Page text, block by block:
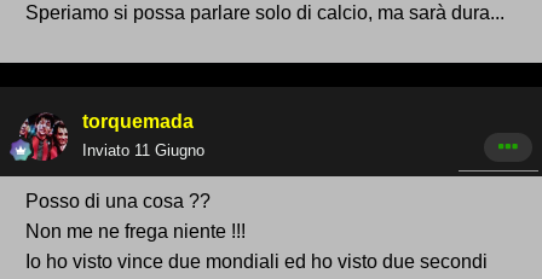
Speriamo si possa parlare solo di calcio, ma sarà dura...
torquemada
Inviato 11 Giugno
Posso di una cosa ??
Non me ne frega niente !!!
Io ho visto vince due mondiali ed ho visto due secondi